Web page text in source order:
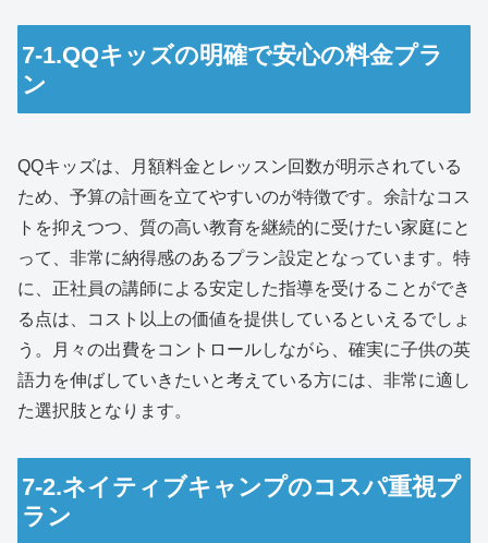
7-1.QQキッズの明確で安心の料金プラ
ン
QQキッズは、月額料金とレッスン回数が明示されている
ため、予算の計画を立てやすいのが特徴です。余計なコス
トを抑えつつ、質の高い教育を継続的に受けたい家庭にと
って、非常に納得感のあるプラン設定となっています。特
に、正社員の講師による安定した指導を受けることができ
る点は、コスト以上の価値を提供しているといえるでしょ
う。月々の出費をコントロールしながら、確実に子供の英
語力を伸ばしていきたいと考えている方には、非常に適し
た選択肢となります。
7-2.ネイティブキャンプのコスパ重視プ
ラン